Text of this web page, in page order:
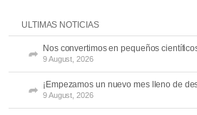
ULTIMAS NOTICIAS
Nos convertimos en pequeños
9 August, 2026
¡Empezamos un nuevo mes lleno de
9 August, 2026